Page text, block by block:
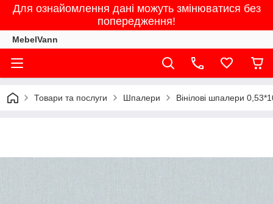
Для ознайомлення дані можуть змінюватися без
попередження!
MebelVann
Товари та послуги Шпалери Вінілові шпалери